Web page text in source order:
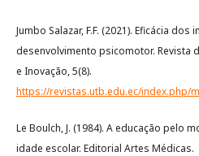
Jumbo Salazar, F.F. (2021). Eficácia
desenvolvimento psicomotor. Revista
e Inovação, 5(8).
https://revistas.utb.edu.ec/index.php/
Le Boulch, J. (1984). A educação pelo
idade escolar. Editorial Artes Médicas.